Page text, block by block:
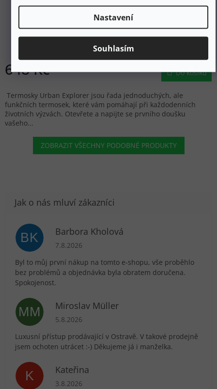
Nastavení
Souhlasím
SNOW MONKEY Termoska URBAN EXPLORER 0,5 l
cappuccino beige - běžová
648 Kč Do košíku
Termosky Urban Explorer jsou řada jednoduchých, ale
funkčních termosek, které vám pomáhají při každodenních
životních výzvách. Otevřete a napijte se prvního doušku
vašeho...
ZOBRAZIT VŠECHNY PODOBNÉ PRODUKTY
BK Barbora Kholová
Hodnocení obchodu je 5 z 5 hvězdiček.
7.8.2026
Byl to můj první nákup na tomto e-shopu, vše proběhlo
bez problémů a objednávka byla obratem doručena.
Spokojenost.
MM Miroslav Müller
Hodnocení obchodu je 5 z 5 hvězdiček.
5.8.2026
Luxusní přístup prodávající v Ostravě. V takové prodejně
jsem ochoten utrácet :-) Děkujeme já i manželka.
K Kateřina
Hodnocení obchodu je 5 z 5 hvězdiček.
3.8.2026